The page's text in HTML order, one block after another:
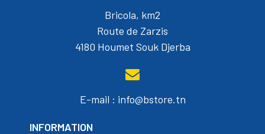
Bricola, km2
Route de Zarzis
4180 Houmet Souk Djerba
E-mail : info@bstore.tn
INFORMATION